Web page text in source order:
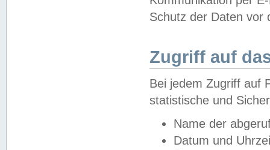
Schutz der Daten vor
Zugriff auf
Bei jedem Zugriff auf
statistische und
Name der
Datum und